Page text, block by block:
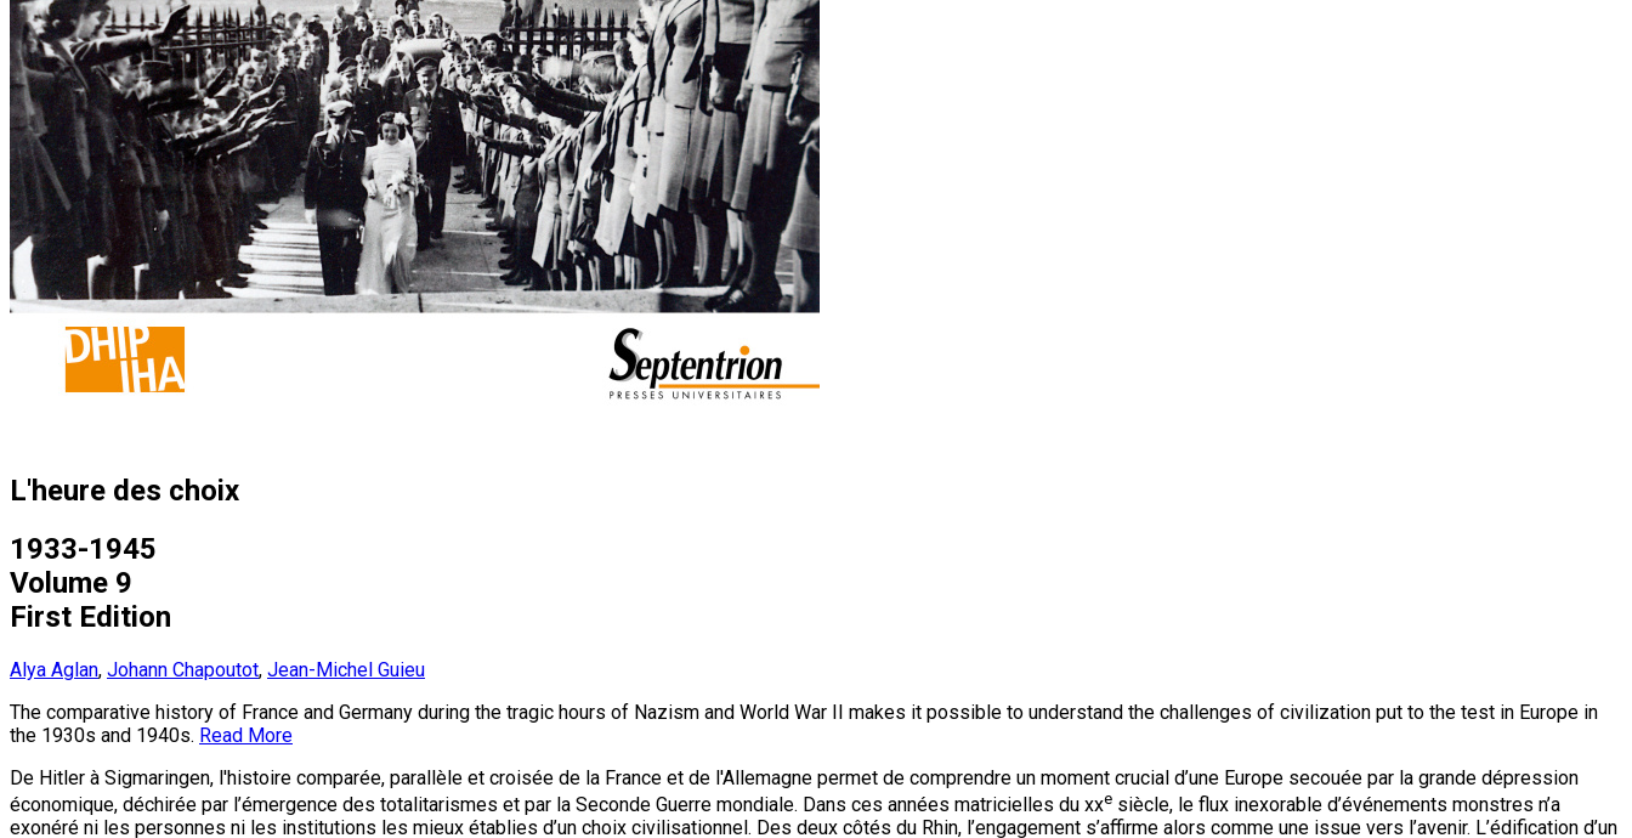
L'heure des choix
1933-1945
Volume 9
First Edition
Alya Aglan, Johann Chapoutot, Jean-Michel Guieu
The comparative history of France and Germany during the tragic hours of Nazism and World War II makes it possible to understand the challenges of civilization put to the test in Europe in
the 1930s and 1940s. Read More
De Hitler à Sigmaringen, l'histoire comparée, parallèle et croisée de la France et de l'Allemagne permet de comprendre un moment crucial d’une Europe secouée par la grande dépression
économique, déchirée par l’émergence des totalitarismes et par la Seconde Guerre mondiale. Dans ces années matricielles du xxe siècle, le flux inexorable d’événements monstres n’a
exonéré ni les personnes ni les institutions les mieux établies d’un choix civilisationnel. Des deux côtés du Rhin, l’engagement s’affirme alors comme une issue vers l’avenir. L’édification d’un